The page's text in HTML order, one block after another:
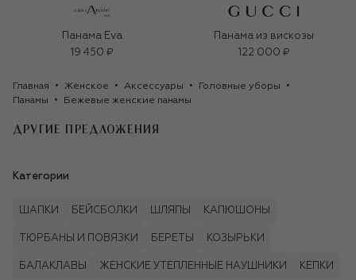
Панама Eva
19 450 ₽
Панама из вискозы
122 000 ₽
Главная Женское Аксессуары
Головные уборы
Панамы
Бежевые женские панамы
ДРУГИЕ ПРЕДЛОЖЕНИЯ
Категории
ШАПКИ БЕЙСБОЛКИ ШЛЯПЫ КАПЮШОНЫ
ТЮРБАНЫ И ПОВЯЗКИ БЕРЕТЫ КОЗЫРЬКИ
БАЛАКЛАВЫ ЖЕНСКИЕ УТЕПЛЕННЫЕ НАУШНИКИ КЕПКИ